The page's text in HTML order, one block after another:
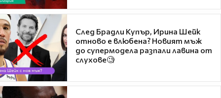
След Брадли Купър, Ирина Шейк
отново е влюбена? Новият мъж
до супермодела разпали лавина от
слухове🧐